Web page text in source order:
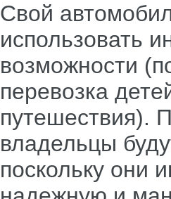
Свой
использовать
возможности
перевозка
путешествия).
владельцы
поскольку они